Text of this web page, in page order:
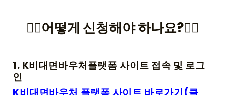
🙎‍♂️어떻게 신청해야 하나요?🙎‍♀️
1. K비대면바우처플랫폼 사이트 접속 및 로그
인